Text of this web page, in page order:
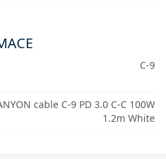
C-9
cable C-9 PD 3.0 C-C 100W
1.2m White